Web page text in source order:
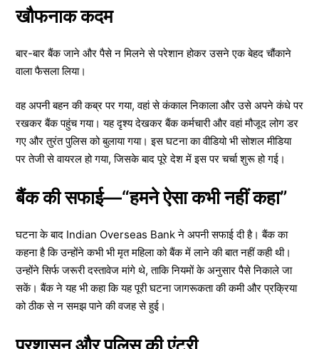
खौफनाक कदम
बार-बार बैंक जाने और पैसे न मिलने से परेशान होकर उसने एक बेहद चौंकाने
वाला फैसला लिया।
वह अपनी बहन की कब्र पर गया, वहां से कंकाल निकाला और उसे अपने कंधे पर
रखकर बैंक पहुंच गया। यह दृश्य देखकर बैंक कर्मचारी और वहां मौजूद लोग डर
गए और तुरंत पुलिस को बुलाया गया। इस घटना का वीडियो भी सोशल मीडिया
पर तेजी से वायरल हो गया, जिसके बाद पूरे देश में इस पर चर्चा शुरू हो गई।
बैंक की सफाई—“हमने ऐसा कभी नहीं कहा”
घटना के बाद Indian Overseas Bank ने अपनी सफाई दी है। बैंक का
कहना है कि उन्होंने कभी भी मृत महिला को बैंक में लाने की बात नहीं कही थी।
उन्होंने सिर्फ जरूरी दस्तावेज मांगे थे, ताकि नियमों के अनुसार पैसे निकाले जा
सकें। बैंक ने यह भी कहा कि यह पूरी घटना जागरूकता की कमी और प्रक्रिया
को ठीक से न समझ पाने की वजह से हुई।